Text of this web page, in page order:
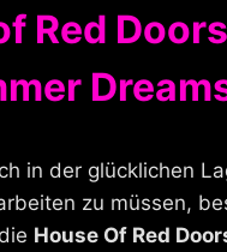
Red Doors
in der glücklichen
zu müssen,
House Of Red